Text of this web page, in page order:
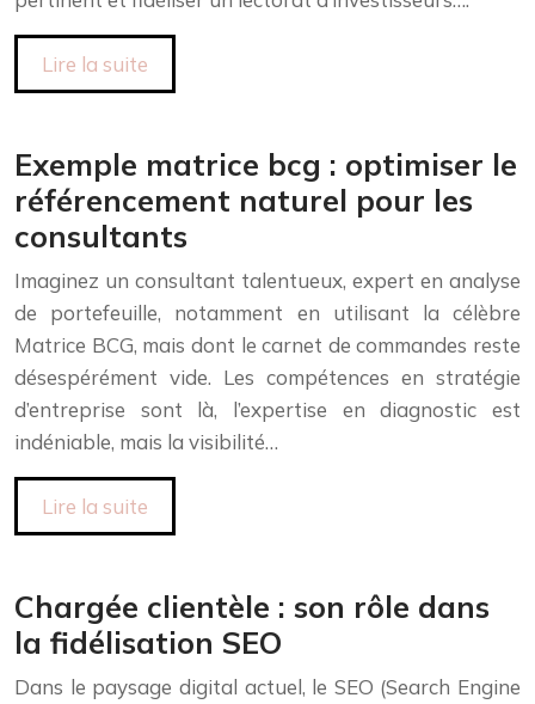
Lire la suite
Exemple matrice bcg : optimiser le
référencement naturel pour les
consultants
Imaginez un consultant talentueux, expert en analyse
de portefeuille, notamment en utilisant la célèbre
Matrice BCG, mais dont le carnet de commandes reste
désespérément vide. Les compétences en stratégie
d’entreprise sont là, l’expertise en diagnostic est
indéniable, mais la visibilité…
Lire la suite
Chargée clientèle : son rôle dans
la fidélisation SEO
Dans le paysage digital actuel, le SEO (Search Engine